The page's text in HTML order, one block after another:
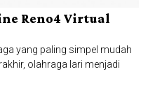
Reno4 Virtual
yang paling simpel mudah
olahraga lari menjadi